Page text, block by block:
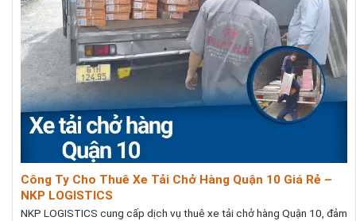
Công Ty Cho Thuê Xe Tải Chở Hàng Quận 10 Giá Rẻ –
NKP LOGISTICS
NKP LOGISTICS cung cấp dịch vụ thuê xe tải chở hàng Quận 10, đảm